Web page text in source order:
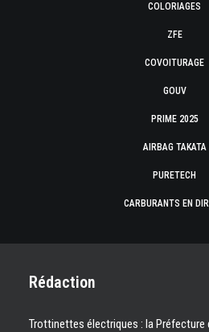
COLORIAGES
ZFE
COVOITURAGE
GOUV
PRIME 2025
AIRBAG TAKATA
PURETECH
CARBURANTS EN
Rédaction
Trottinettes électriques : la Préfecture